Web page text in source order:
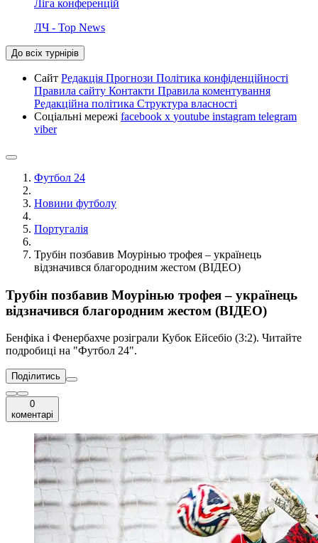
Ліга конференцій
ЛЧ - Top News
До всіх турнірів
Сайт Редакція Прогнози Політика конфіденційності
Правила сайту Контакти Правила коментування
Редакційна політика Структура власності
Соціальні мережі facebook x youtube instagram telegram
viber
Футбол 24
Новини футболу
Португалія
Трубін позбавив Моурінью трофея – українець
відзначився благородним жестом (ВІДЕО)
Трубін позбавив Моурінью трофея – українець
відзначився благородним жестом (ВІДЕО)
Бенфіка і Фенербахче розіграли Кубок Ейсебіо (3:2). Читайте
подробиці на "Футбол 24".
Поділитись
0
коментарі